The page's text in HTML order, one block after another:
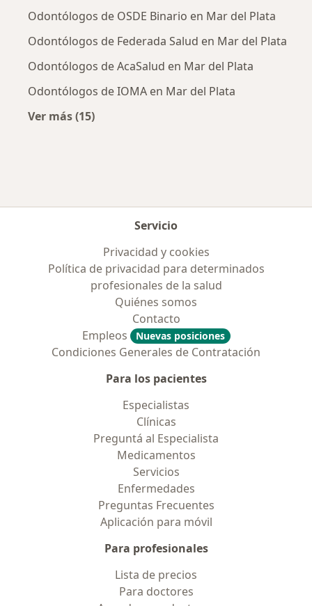
Odontólogos de OSDE Binario en Mar del Plata
Odontólogos de Federada Salud en Mar del Plata
Odontólogos de AcaSalud en Mar del Plata
Odontólogos de IOMA en Mar del Plata
Ver más (15)
Servicio
Privacidad y cookies
Política de privacidad para determinados
profesionales de la salud
Quiénes somos
Contacto
Empleos
Nuevas posiciones
Condiciones Generales de Contratación
Para los pacientes
Especialistas
Clínicas
Preguntá al Especialista
Medicamentos
Servicios
Enfermedades
Preguntas Frecuentes
Aplicación para móvil
Para profesionales
Lista de precios
Para doctores